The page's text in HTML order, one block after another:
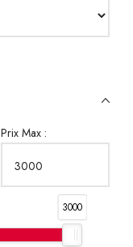
Prix Max :
3000